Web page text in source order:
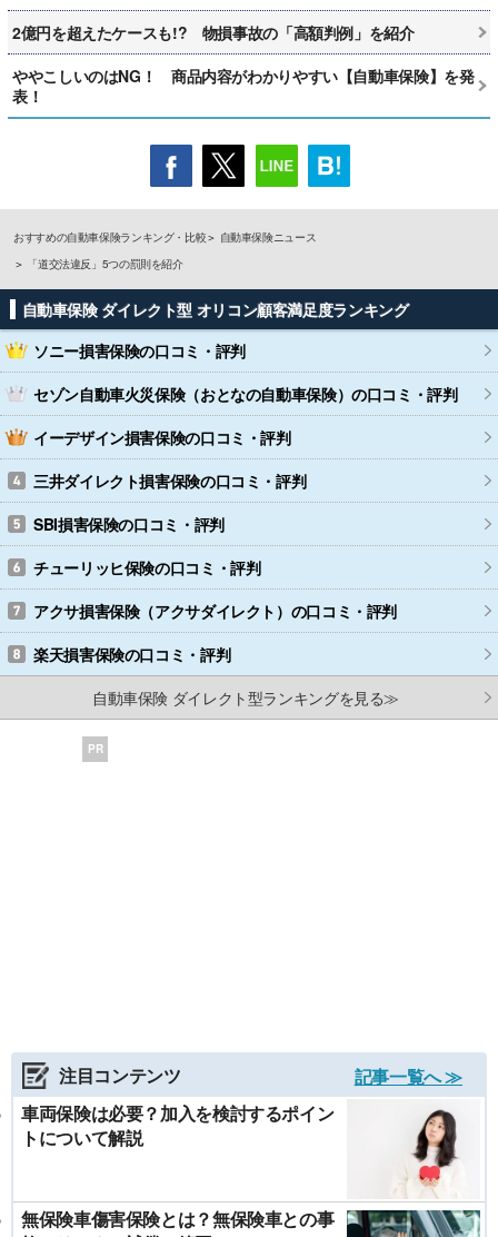
2億円を超えたケースも!? 物損事故の「高額判例」を紹介
ややこしいのはNG！ 商品内容がわかりやすい【自動車保険】を発
表！
おすすめの自動車保険ランキング・比較
自動車保険ニュース
「道交法違反」5つの罰則を紹介
自動車保険 ダイレクト型 オリコン顧客満足度ランキング
ソニー損害保険の口コミ・評判
セゾン自動車火災保険（おとなの自動車保険）の口コミ・評判
イーデザイン損害保険の口コミ・評判
三井ダイレクト損害保険の口コミ・評判
SBI損害保険の口コミ・評判
チューリッヒ保険の口コミ・評判
アクサ損害保険（アクサダイレクト） の口コミ・評判
楽天損害保険の口コミ・評判
自動車保険 ダイレクト型ランキングを見る≫
PR
注目コンテンツ
記事一覧へ ≫
車両保険は必要？加入を検討するポイン
トについて解説
無保険車傷害保険とは？無保険車との事